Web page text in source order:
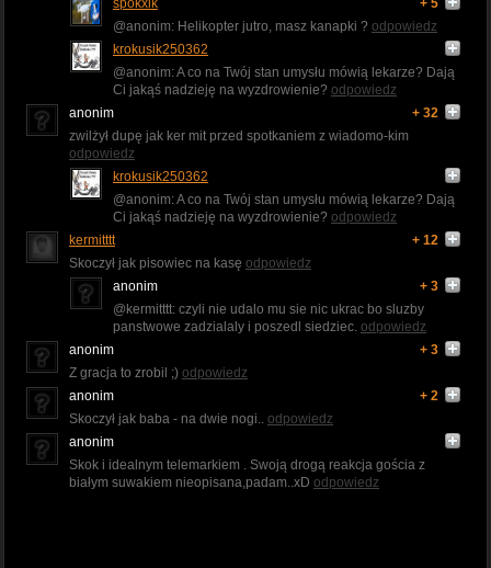
spokxik
+ 5
@anonim: Helikopter jutro, masz kanapki ? odpowiedz
krokusik250362
@anonim: A co na Twój stan umysłu mówią lekarze? Dają
Ci jakąś nadzieję na wyzdrowienie? odpowiedz
anonim
+ 32
zwilżył dupę jak ker mit przed spotkaniem z wiadomo-kim
odpowiedz
krokusik250362
@anonim: A co na Twój stan umysłu mówią lekarze? Dają
Ci jakąś nadzieję na wyzdrowienie? odpowiedz
kermitttt
+ 12
Skoczył jak pisowiec na kasę odpowiedz
anonim
+ 3
@kermitttt: czyli nie udalo mu sie nic ukrac bo sluzby
panstwowe zadzialaly i poszedl siedziec. odpowiedz
anonim
+ 3
Z gracja to zrobil ;) odpowiedz
anonim
+ 2
Skoczył jak baba - na dwie nogi.. odpowiedz
anonim
Skok i idealnym telemarkiem . Swoją drogą reakcja gościa z
białym suwakiem nieopisana,padam..xD odpowiedz